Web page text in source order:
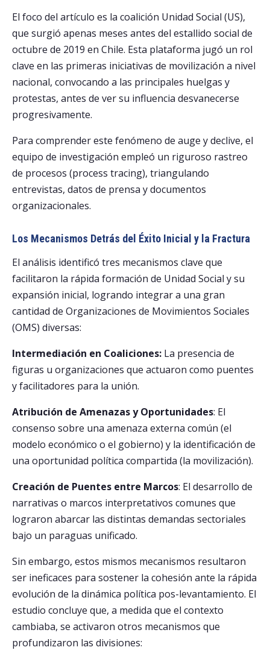
El foco del artículo es la coalición Unidad Social (US),
que surgió apenas meses antes del estallido social de
octubre de 2019 en Chile. Esta plataforma jugó un rol
clave en las primeras iniciativas de movilización a nivel
nacional, convocando a las principales huelgas y
protestas, antes de ver su influencia desvanecerse
progresivamente.
Para comprender este fenómeno de auge y declive, el
equipo de investigación empleó un riguroso rastreo
de procesos (process tracing), triangulando
entrevistas, datos de prensa y documentos
organizacionales.
Los Mecanismos Detrás del Éxito Inicial y la Fractura
El análisis identificó tres mecanismos clave que
facilitaron la rápida formación de Unidad Social y su
expansión inicial, logrando integrar a una gran
cantidad de Organizaciones de Movimientos Sociales
(OMS) diversas:
Intermediación en Coaliciones: La presencia de
figuras u organizaciones que actuaron como puentes
y facilitadores para la unión.
Atribución de Amenazas y Oportunidades: El
consenso sobre una amenaza externa común (el
modelo económico o el gobierno) y la identificación de
una oportunidad política compartida (la movilización).
Creación de Puentes entre Marcos: El desarrollo de
narrativas o marcos interpretativos comunes que
lograron abarcar las distintas demandas sectoriales
bajo un paraguas unificado.
Sin embargo, estos mismos mecanismos resultaron
ser ineficaces para sostener la cohesión ante la rápida
evolución de la dinámica política pos-levantamiento. El
estudio concluye que, a medida que el contexto
cambiaba, se activaron otros mecanismos que
profundizaron las divisiones: